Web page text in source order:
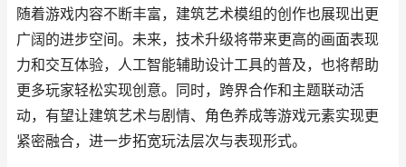
随着游戏内容不断丰富，建筑艺术模组的创作也展现出更
广阔的进步空间。未来，技术升级将带来更高的画面表现
力和交互体验，人工智能辅助设计工具的普及，也将帮助
更多玩家轻松实现创意。同时，跨界合作和主题联动活
动，有望让建筑艺术与剧情、角色养成等游戏元素实现更
紧密融合，进一步拓宽玩法层次与表现形式。